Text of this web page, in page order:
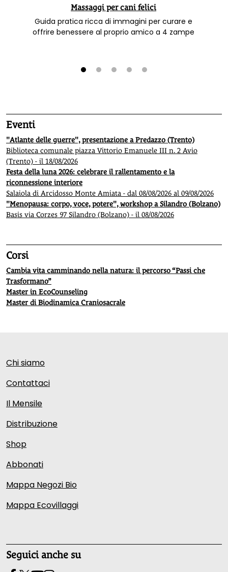
Massaggi per cani felici
Guida pratica ricca di immagini per curare e
offrire benessere al proprio amico a 4 zampe
Eventi
"Atlante delle guerre", presentazione a Predazzo (Trento)
Biblioteca comunale piazza Vittorio Emanuele III n. 2 Avio
(Trento) - il 18/08/2026
Festa della luna 2026: celebrare il rallentamento e la
riconnessione interiore
Salaiola di Arcidosso Monte Amiata - dal 08/08/2026 al 09/08/2026
"Menopausa: corpo, voce, potere", workshop a Silandro (Bolzano)
Basis via Corzes 97 Silandro (Bolzano) - il 08/08/2026
Corsi
Cambia vita camminando nella natura: il percorso “Passi che
Trasformano”
Master in EcoCounseling
Master di Biodinamica Craniosacrale
Chi siamo
Contattaci
Il Mensile
Distribuzione
Shop
Abbonati
Mappa Negozi Bio
Mappa Ecovillaggi
Seguici anche su